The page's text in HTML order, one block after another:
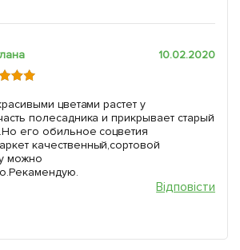
10.02.2020
цветами растет у
полесадника и прикрывает старый
его обильное соцветия
качественный,сортовой
можно
Відповісти